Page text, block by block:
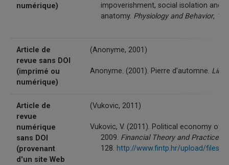
numérique)
impoverishment, social isolation and
anatomy. Physiology and Behavior, 1
Article de
revue sans DOI
(imprimé ou
numérique)
(Anonyme, 2001)
Anonyme. (2001). Pierre d’automne.
Article de
revue
numérique
sans DOI
(provenant
d'un site Web
(Vukovic, 2011)
Vukovic, V. (2011). Political economy of
2009. Financial Theory and Practice
128. http://www.fintp.hr/upload/files/